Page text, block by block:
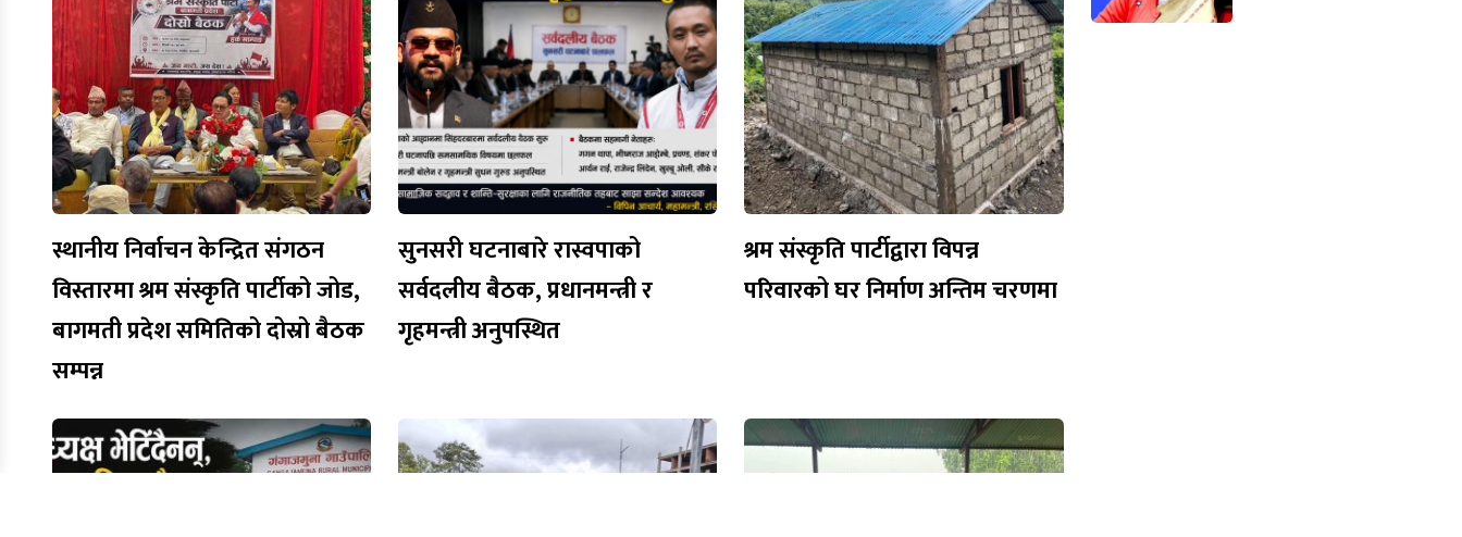
स्थानीय निर्वाचन केन्द्रित संगठन
विस्तारमा श्रम संस्कृति पार्टीको जोड,
बागमती प्रदेश समितिको दोस्रो बैठक
सम्पन्न
सुनसरी घटनाबारे रास्वपाको
सर्वदलीय बैठक, प्रधानमन्त्री र
गृहमन्त्री अनुपस्थित
श्रम संस्कृति पार्टीद्वारा विपन्न
परिवारको घर निर्माण अन्तिम चरणमा